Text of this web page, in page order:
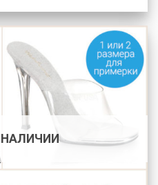
НАЛИЧИИ